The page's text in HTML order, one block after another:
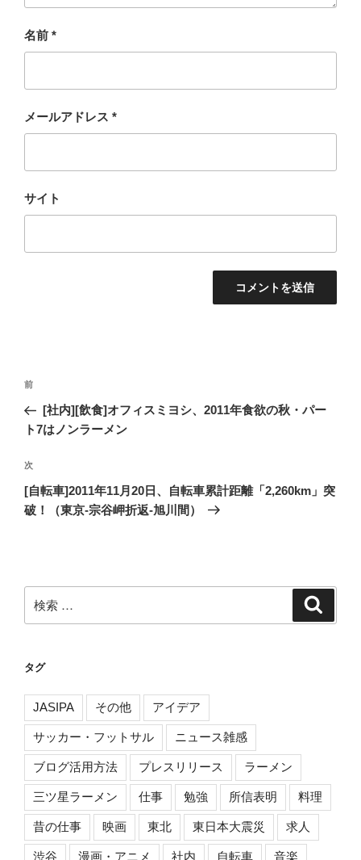
名前 *
メールアドレス *
サイト
投
ナ
ゲ
ー
シ
過
去
の
稿
前
[社内][飲食]オフィスミヨシ、2011年食欲の秋・パー
ト7はノンラーメン
次
の
投
次
[自転車]2011年11月20日、自転車累計距離「2,260km」突
破！（東京-宗谷岬折返-旭川間）
索:
タグ
JASIPA その他 アイデア
サッカー・フットサル ニュース雑感
ブログ活用方法 プレスリリース ラーメン
三ツ星ラーメン 仕事 勉強 所信表明 料理
昔の仕事 映画 東北 東日本大震災 求人
渋谷 漫画・アニメ 社内 自転車 音楽